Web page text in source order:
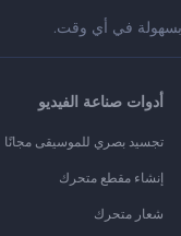
بسهولة في أي وقت.
أدوات صناعة الفيديو
تجسيد بصري للموسيقى مجانًا
إنشاء مقطع متحرك
شعار متحرك